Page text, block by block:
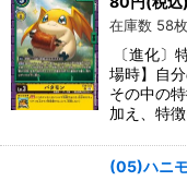
在庫数 58枚
〔進化〕
場時】自
その中の
加え、特
(05)ハニ